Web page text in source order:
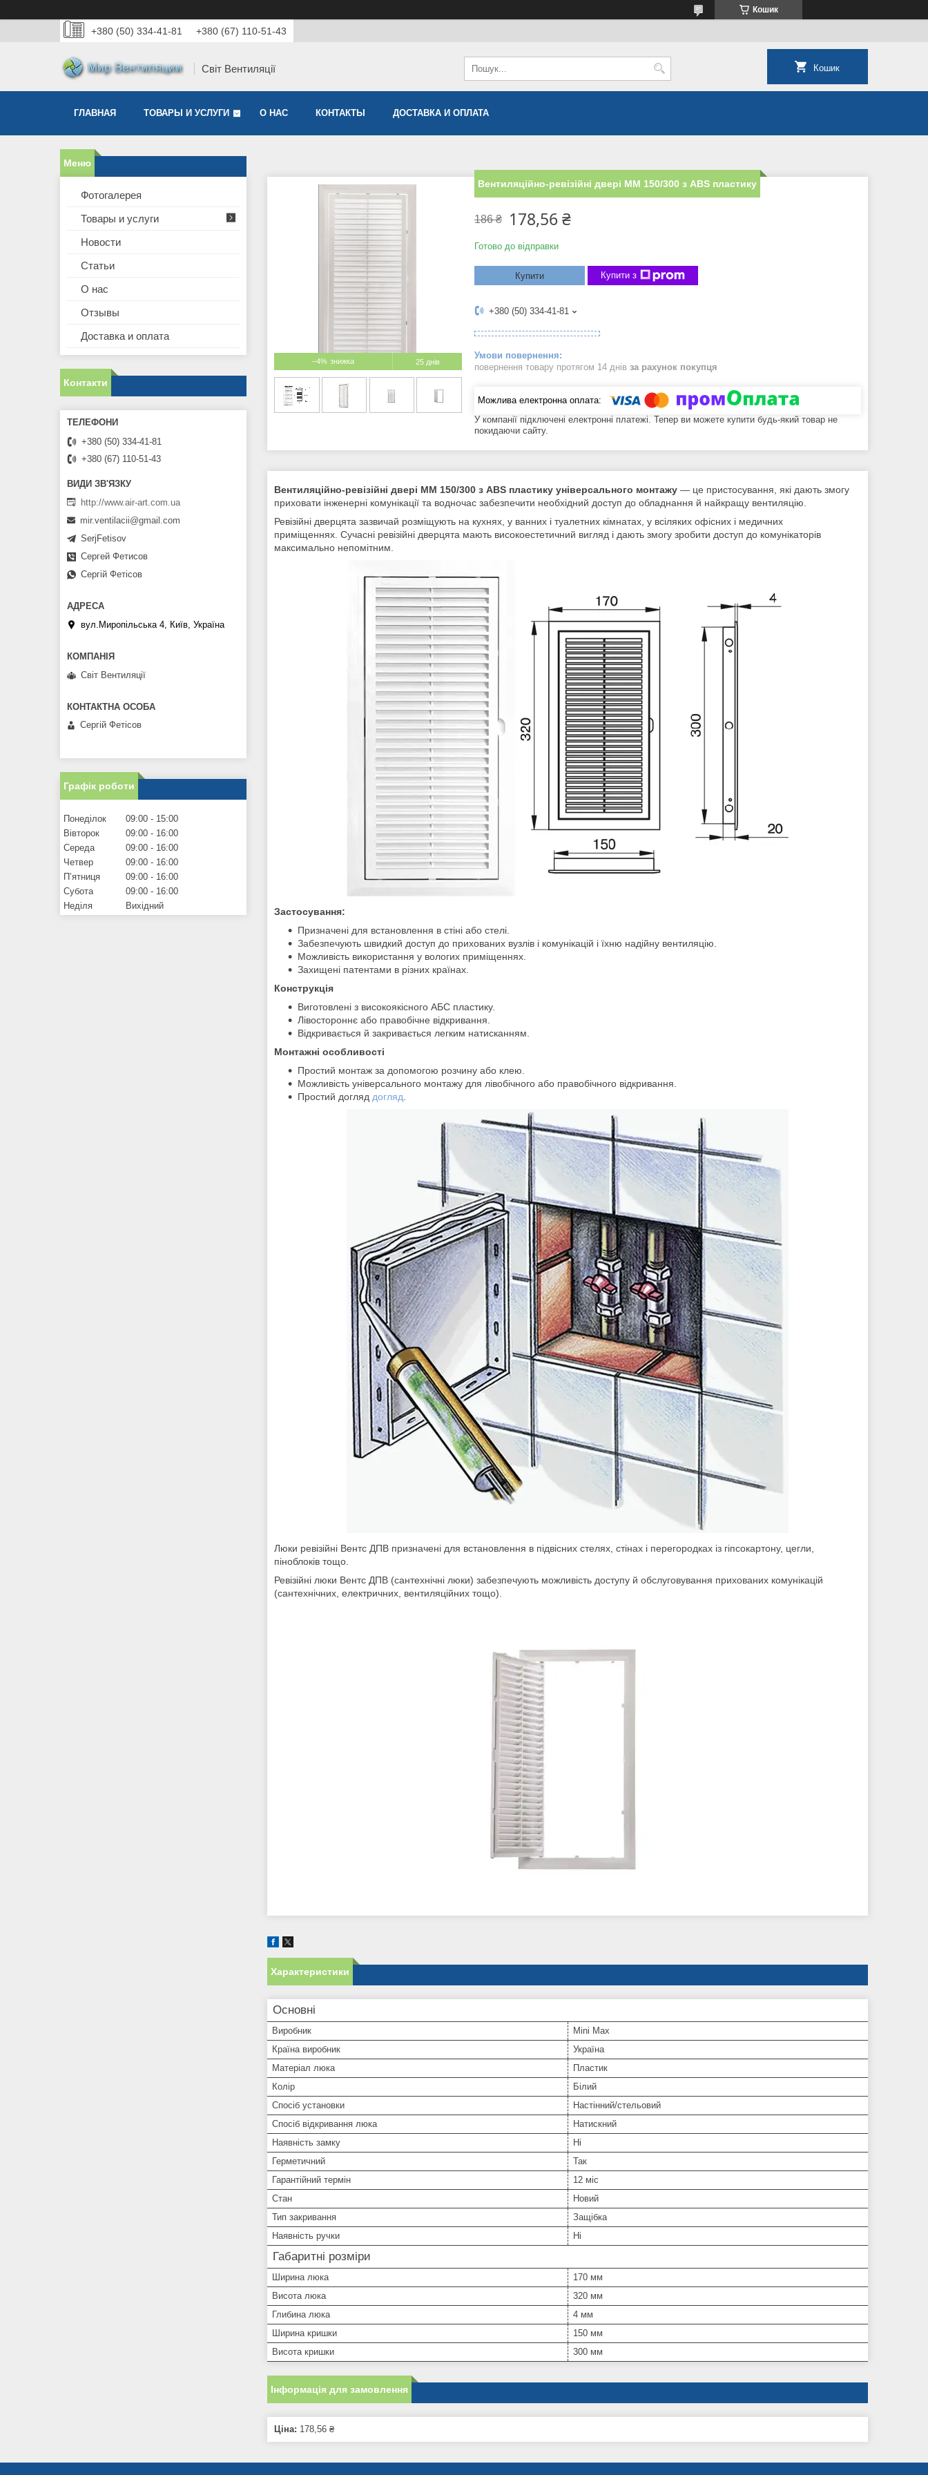
Кошик
+380 (50) 334-41-81 +380 (67) 110-51-43
Світ Вентиляції Кошик
ГЛАВНАЯ ТОВАРЫ И УСЛУГИ О НАС КОНТАКТЫ ДОСТАВКА И ОПЛАТА
–4% 25 днів
Вентиляційно-ревізійні двері ММ 150/300 з ABS пластику
186 ₴ 178,56 ₴
Готово до відправки
Купити Купити з
+380 (50) 334-41-81
повернення товару протягом 14 днів за рахунок покупця
У компанії підключені електронні платежі. Тепер ви можете купити будь-який товар не
покидаючи сайту.
Вентиляційно-ревізійні двері ММ 150/300 з ABS пластику універсального монтажу — це пристосування, які дають змогу
приховати інженерні комунікації та водночас забезпечити необхідний доступ до обладнання й найкращу вентиляцію.
Ревізійні дверцята зазвичай розміщують на кухнях, у ванних і туалетних кімнатах, у всіляких офісних і медичних
приміщеннях. Сучасні ревізійні дверцята мають високоестетичний вигляд і дають змогу зробити доступ до комунікаторів
максимально непомітним.
Застосування:
Призначені для встановлення в стіні або стелі.
Забезпечують швидкий доступ до прихованих вузлів і комунікацій і їхню надійну вентиляцію.
Можливість використання у вологих приміщеннях.
Захищені патентами в різних країнах.
Конструкція
Виготовлені з високоякісного АБС пластику.
Лівостороннє або правобічне відкривання.
Відкривається й закривається легким натисканням.
Монтажні особливості
Простий монтаж за допомогою розчину або клею.
Можливість універсального монтажу для лівобічного або правобічного відкривання.
Простий догляд догляд
Люки ревізійні Вентс ДПВ призначені для встановлення в підвісних стелях, стінах і перегородках із гіпсокартону, цегли,
піноблоків тощо.
Ревізійні люки Вентс ДПВ (сантехнічні люки) забезпечують можливість доступу й обслуговування прихованих комунікацій
(сантехнічних, електричних, вентиляційних тощо).
Характеристики
Основні
Виробник
Mini Max
Країна виробник
Україна
Матеріал люка
Пластик
Колір
Білий
Спосіб установки
Настінний/стельовий
Спосіб відкривання люка
Натискний
Наявність замку
Ні
Герметичний
Так
Гарантійний термін
12 міс
Стан
Новий
Тип закривання
Защібка
Наявність ручки
Ні
Габаритні розміри
Ширина люка
170 мм
Висота люка
320 мм
Глибина люка
4 мм
Ширина кришки
150 мм
Висота кришки
300 мм
Інформація для замовлення
Ціна: 178,56 ₴
Фотогалерея
Товары и услуги
Новости
Статьи
О нас
Отзывы
Доставка и оплата
Контакти
+380 (50) 334-41-81
+380 (67) 110-51-43
http://www.air-art.com.ua
mir.ventilacii@gmail.com
SerjFetisov
Сергей Фетисов
Сергій Фетісов
вул.Миропільська 4, Київ, Україна
Світ Вентиляції
Сергій Фетісов
Графік роботи
Понеділок 09:00
15:00
Вівторок
09:00
16:00
Середа
09:00
16:00
Четвер
09:00
16:00
Пʼятниця
09:00
16:00
Субота
09:00
16:00
Неділя
Вихідний